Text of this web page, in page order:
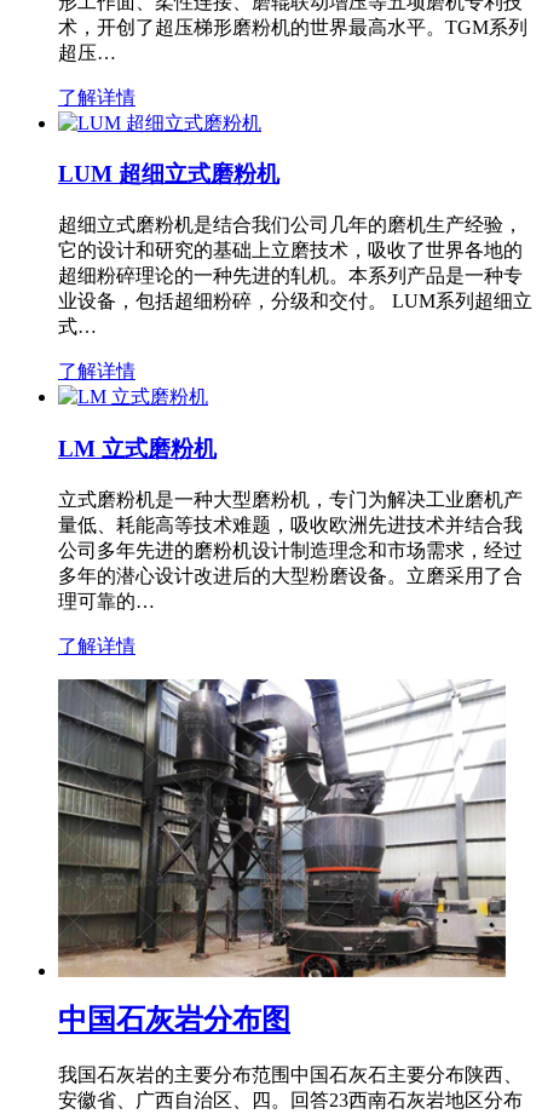
术，开创了超压梯形磨粉机的世界最高水平。TGM系列
超压…
了解详情
LUM 超细立式磨粉机
超细立式磨粉机是结合我们公司几年的磨机生产经验，
它的设计和研究的基础上立磨技术，吸收了世界各地的
超细粉碎理论的一种先进的轧机。本系列产品是一种专
业设备，包括超细粉碎，分级和交付。 LUM系列超细立
式…
了解详情
LM 立式磨粉机
立式磨粉机是一种大型磨粉机，专门为解决工业磨机产
量低、耗能高等技术难题，吸收欧洲先进技术并结合我
公司多年先进的磨粉机设计制造理念和市场需求，经过
多年的潜心设计改进后的大型粉磨设备。立磨采用了合
理可靠的…
了解详情
中国石灰岩分布图
我国石灰岩的主要分布范围中国石灰石主要分布陕西、
安徽省、广西自治区、四。回答23西南石灰岩地区分布